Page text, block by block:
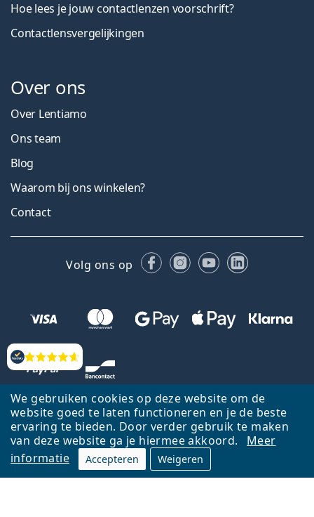
We gebruiken cookies op deze website om de
website goed te laten functioneren en je de beste
ervaring te bieden. Door verder gebruik te maken
van deze website ga je hiermee akkoord.
Meer
informatie
Accepteren Weigeren
Beoordelingen
Hoe lees je jouw contactlenzen voorschrift?
Contactlensvergelijkingen
Over ons
Over Lentiamo
Ons team
Blog
Waarom bij ons winkelen?
Contact
Volg ons op FacebookInstagram
YouTubeLinkedIn
Terug naar de homepagina Ga omhoog